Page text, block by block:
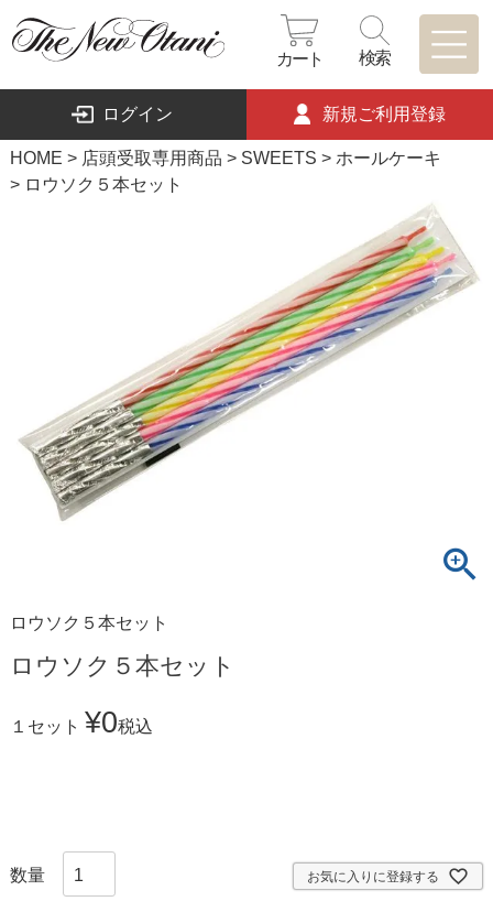
カート 検索
ログイン 新規ご利用登録
HOME 店頭受取専用商品 SWEETS
ホールケーキ
ロウソク５本セット
ロウソク５本セット
ロウソク５本セット
１セット ¥0税込
お気に入りに登録する